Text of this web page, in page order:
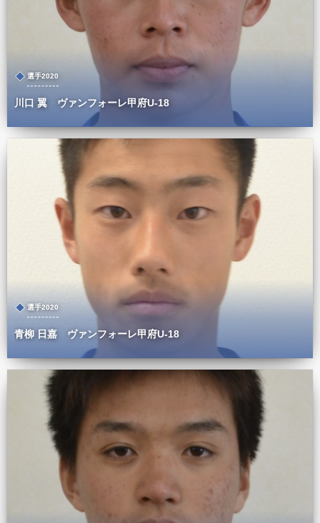
選手2020
川口 翼 ヴァンフォーレ甲府U-18
選手2020
青柳 日嘉 ヴァンフォーレ甲府U-18